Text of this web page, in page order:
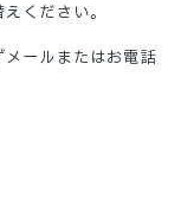
ください。
ールまたはお電話